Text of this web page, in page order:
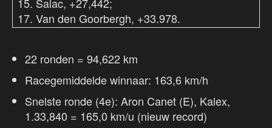
17. Van den Goorbergh, +33.978.
22 ronden = 94,622 km
Racegemiddelde winnaar: 163,6 km/h
Snelste ronde (4e): Aron Canet (E), Kalex,
1.33,840 = 165,0 km/u (nieuw record)